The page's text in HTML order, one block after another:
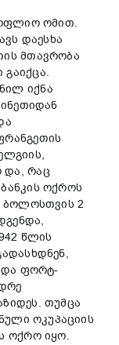
ომით.
დაესხა
მთავრობა
იქნა
და, რაც
ოქროს
ბოლოსთვის 2
წლის
და ფორტ-
თუმცა
ოკუპაციის
ოქრო იყო.